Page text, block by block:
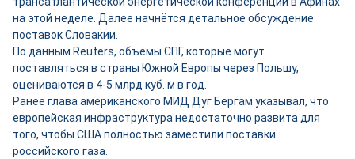
на этой неделе. Далее начнётся детальное обсуждение
поставок Словакии.
По данным Reuters, объёмы СПГ, которые могут
поставляться в страны Южной Европы через Польшу,
оцениваются в 4-5 млрд куб. м в год.
Ранее глава американского МИД Дуг Бергам указывал, что
европейская инфраструктура недостаточно развита для
того, чтобы США полностью заместили поставки
российского газа.